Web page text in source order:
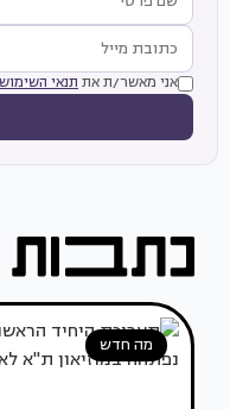
אני מאשר/ת את תנאי השימוש
מה חדש